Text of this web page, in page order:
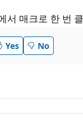
서 매크로 한 번
Yes No